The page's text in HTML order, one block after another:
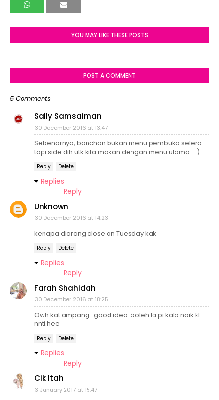
YOU MAY LIKE THESE POSTS
POST A COMMENT
5 Comments
Sally Samsaiman
30 December 2016 at 13:47
Sebenarnya, banchan bukan menu pembuka selera
tapi side dih utk kita makan dengan menu utama... :)
Reply Delete
Replies
Reply
Unknown
30 December 2016 at 14:23
kenapa diorang close on Tuesday kak
Reply Delete
Replies
Reply
Farah Shahidah
30 December 2016 at 18:25
Owh kat ampang...good idea..boleh la pi kalo naik kl
nnti.hee
Reply Delete
Replies
Reply
Cik Itah
3 January 2017 at 15:47